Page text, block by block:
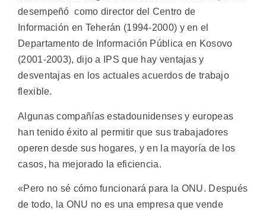
desempeñó como director del Centro de
Información en Teherán (1994-2000) y en el
Departamento de Información Pública en Kosovo
(2001-2003), dijo a IPS que hay ventajas y
desventajas en los actuales acuerdos de trabajo
flexible.
Algunas compañías estadounidenses y europeas
han tenido éxito al permitir que sus trabajadores
operen desde sus hogares, y en la mayoría de los
casos, ha mejorado la eficiencia.
«Pero no sé cómo funcionará para la ONU. Después
de todo, la ONU no es una empresa que vende